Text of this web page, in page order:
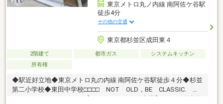
東京メトロ丸ノ内線 南阿佐ケ谷駅
徒歩4分
その他の交通
東京都杉並区成田東４
2階建て 都市ガス
システムキッチン
所有権
◆駅近好立地◆東京メトロ丸の内線 南阿佐ケ谷駅徒歩４分◆杉並
第二小学校◆東田中学校□□□□ NOT OLD，BE CLASSIC.